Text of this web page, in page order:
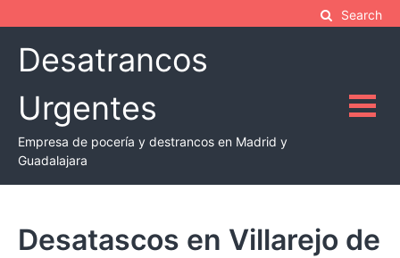
content
Search
Desatrancos
Urgentes
Empresa de pocería y destrancos en Madrid y
Guadalajara
Desatascos en Villarejo de